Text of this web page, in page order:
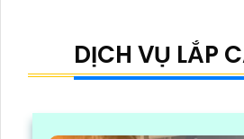
DỊCH VỤ LẮP